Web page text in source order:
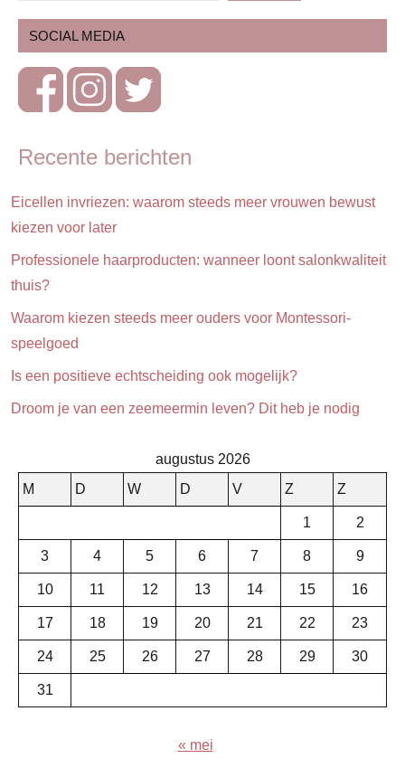
Kinderen
Op
stap
Schoolkind
SOCIAL MEDIA
Recente berichten
Eicellen invriezen: waarom steeds meer vrouwen bewust
kiezen voor later
Professionele haarproducten: wanneer loont salonkwaliteit
thuis?
Waarom kiezen steeds meer ouders voor Montessori-
speelgoed
Is een positieve echtscheiding ook mogelijk?
Droom je van een zeemeermin leven? Dit heb je nodig
augustus 2026
M
D W D V Z Z
1 2
3 4 5 6 7 8 9
10 11 12 13 14 15 16
17 18 19 20 21 22 23
24 25 26 27 28 29 30
31
« mei